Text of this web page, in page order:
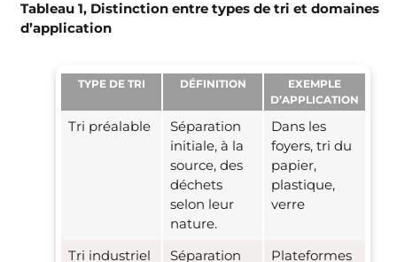
Tableau 1, Distinction entre types de tri et domaines
d’application
TYPE DE TRI DÉFINITION
EXEMPLE
D’APPLICATION
Tri préalable
Séparation
initiale, à la
source, des
déchets
selon leur
nature.
Dans les
foyers, tri du
papier,
plastique,
verre
Tri industriel
Séparation
Plateformes